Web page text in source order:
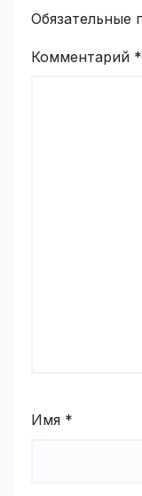
Обязательные
Комментарий *
Имя *